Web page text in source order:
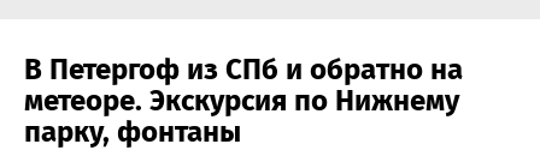
В Петергоф из СПб и обратно на
метеоре. Экскурсия по Нижнему
парку, фонтаны